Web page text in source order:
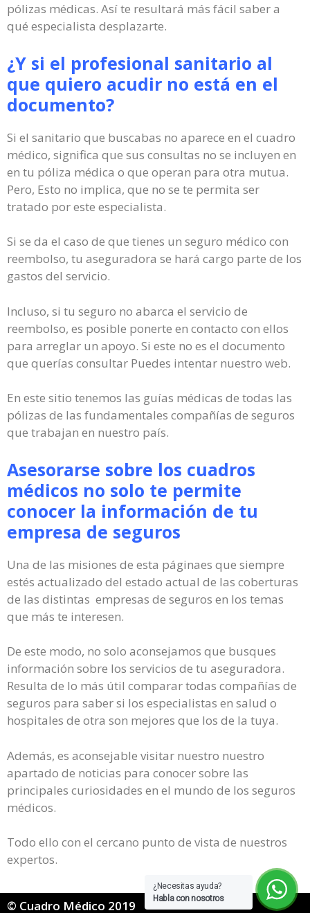
¿Necesitas ayuda?
Habla con nosotros
pólizas médicas. Así te resultará más fácil saber a
qué especialista desplazarte.
¿Y si el profesional sanitario al
que quiero acudir no está en el
documento?
Si el sanitario que buscabas no aparece en el cuadro
médico, significa que sus consultas no se incluyen en
en tu póliza médica o que operan para otra mutua.
Pero, Esto no implica, que no se te permita ser
tratado por este especialista.
Si se da el caso de que tienes un seguro médico con
reembolso, tu aseguradora se hará cargo parte de los
gastos del servicio.
Incluso, si tu seguro no abarca el servicio de
reembolso, es posible ponerte en contacto con ellos
para arreglar un apoyo. Si este no es el documento
que querías consultar Puedes intentar nuestro web.
En este sitio tenemos las guías médicas de todas las
pólizas de las fundamentales compañías de seguros
que trabajan en nuestro país.
Asesorarse sobre los cuadros
médicos no solo te permite
conocer la información de tu
empresa de seguros
Una de las misiones de esta páginaes que siempre
estés actualizado del estado actual de las coberturas
de las distintas empresas de seguros en los temas
que más te interesen.
De este modo, no solo aconsejamos que busques
información sobre los servicios de tu aseguradora.
Resulta de lo más útil comparar todas compañías de
seguros para saber si los especialistas en salud o
hospitales de otra son mejores que los de la tuya.
Además, es aconsejable visitar nuestro nuestro
apartado de noticias para conocer sobre las
principales curiosidades en el mundo de los seguros
médicos.
Todo ello con el cercano punto de vista de nuestros
expertos.
© Cuadro Médico 2019